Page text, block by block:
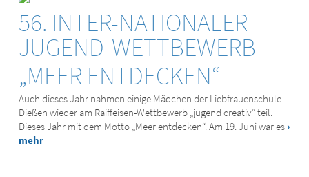
56. INTER-NATIONALER
JUGEND-WETTBEWERB
„MEER ENTDECKEN“
Auch dieses Jahr nahmen einige Mädchen der Liebfrauenschule
Dießen wieder am Raiffeisen-Wettbewerb „jugend creativ“ teil.
Dieses Jahr mit dem Motto „Meer entdecken“. Am 19. Juni war es ›
mehr